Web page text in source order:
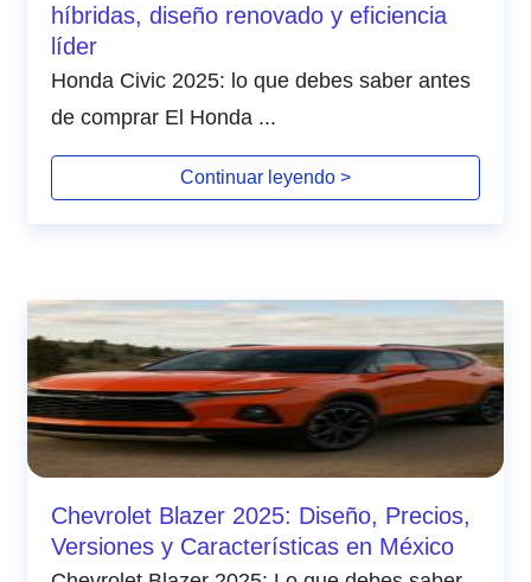
híbridas, diseño renovado y eficiencia
líder
Honda Civic 2025: lo que debes saber antes
de comprar El Honda ...
Continuar leyendo >
Chevrolet Blazer 2025: Diseño, Precios,
Versiones y Características en México